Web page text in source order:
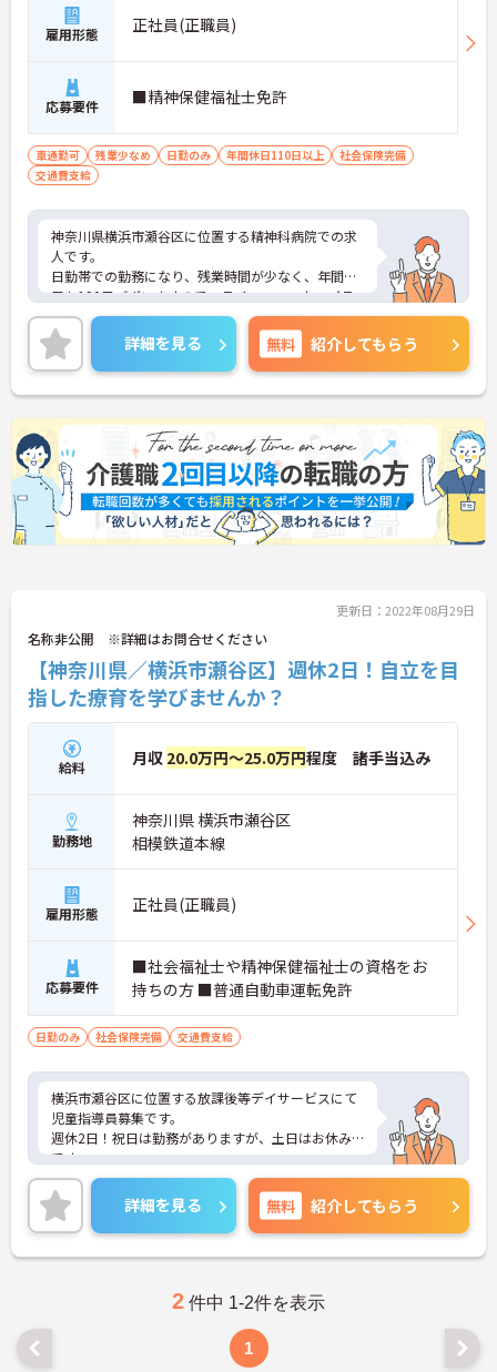
雇用形態 正社員(正職員)
応募要件 ■精神保健福祉士免許
車通勤可 残業少なめ 日勤のみ 年間休日110日以上
社会保険完備
交通費支給
神奈川県横浜市瀬谷区に位置する精神科病院での求
人です。
日勤帯での勤務になり、残業時間が少なく、年間休
日も120日ございますので、ライフ・ワーク・バラ
ンスを大切にしたい方にもおすすめです。
ご興味ある方には、面接対策ポイントなど、さらに
詳細をお話しいたしますのでお気軽にご相談くださ
い。
詳細を見る 無料 紹介してもらう
更新日：2022年08月29日
名称非公開 ※詳細はお問合せください
【神奈川県／横浜市瀬谷区】週休2日！自立を目
指した療育を学びませんか？
給料 月収 20.0万円～25.0万円程度 諸手当込み
勤務地
神奈川県 横浜市瀬谷区
相模鉄道本線
雇用形態 正社員(正職員)
応募要件
■社会福祉士や精神保健福祉士の資格をお
持ちの方 ■普通自動車運転免許
日勤のみ 社会保険完備 交通費支給
横浜市瀬谷区に位置する放課後等デイサービスにて
児童指導員募集です。
週休2日！祝日は勤務がありますが、土日はお休み
です。
ご興味のある方には、面接対策ポイントなど、さら
に詳細をお話しいたしますので、お気軽にご相談く
ださい。
詳細を見る 無料 紹介してもらう
2 件中 1-2件を表示
1